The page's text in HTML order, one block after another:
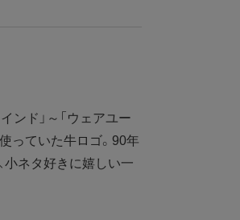
ンド」～「ウェアユー
っていた牛ロゴ。90年
小ネタ好きに嬉しい一